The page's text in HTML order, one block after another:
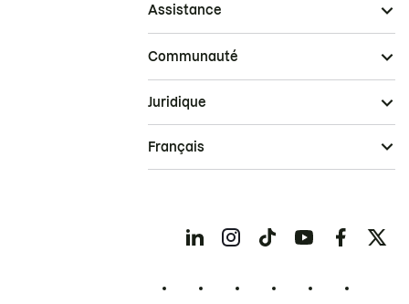
Assistance
Communauté
Juridique
Français